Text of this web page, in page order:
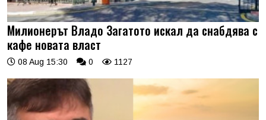
Милионерът Владо Загатото искал да снабдява с
кафе новата власт
08 Aug 15:30 0 1127